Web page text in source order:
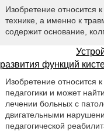
Изобретение относится
технике, а именно к
содержит основание,
развития функций
Изобретение относится
педагогики и может
лечении больных с
двигательными
педагогической